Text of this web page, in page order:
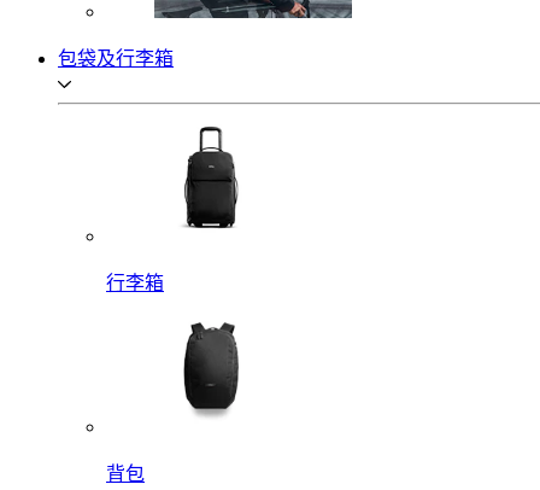
包袋及行李箱
行李箱
背包